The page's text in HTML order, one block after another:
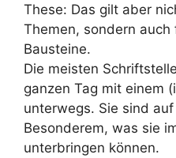
These: Das gilt aber
Themen, sondern auch
Bausteine.
Die meisten
ganzen Tag mit einem
unterwegs. Sie sind
Besonderem, was sie
unterbringen können.